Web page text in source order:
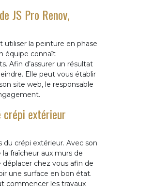
JS Pro Renov,
utiliser la peinture en phase
équipe connaît
Afin d’assurer un résultat
Elle peut vous établir
site web, le responsable
crépi extérieur
du crépi extérieur. Avec son
fraîcheur aux murs de
déplacer chez vous afin de
une surface en bon état.
commencer les travaux